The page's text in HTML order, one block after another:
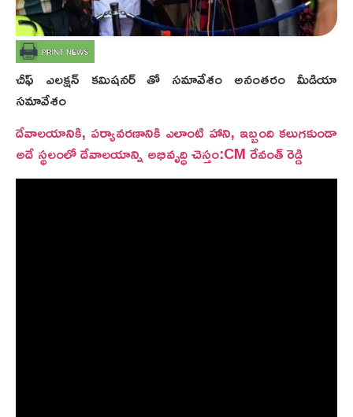
చీఫ్ ఎలక్షన్ కమిషనర్ తో సమావేశం అనంతరం మీడియా
సమావేశం
దేవాలయానికి, పర్యావరణానికి ఎలాంటి హాని, ఇబ్బంది కలుగకుండా
అదే స్థలంలో దేవాలయాన్ని అభివృద్ధి చెస్తం:CM రేవంత్ రెడ్డి